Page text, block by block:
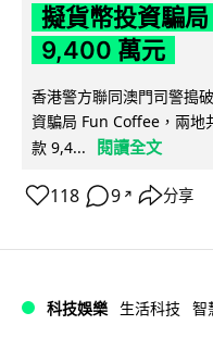
擬貨幣投資騙
9,400 萬元
香港警方聯同澳門司警搗
資騙局 Fun Coffee，兩地
款 9,4...
閱讀全文
118 9 ↗ 分享
科技娛樂 生活科技 智